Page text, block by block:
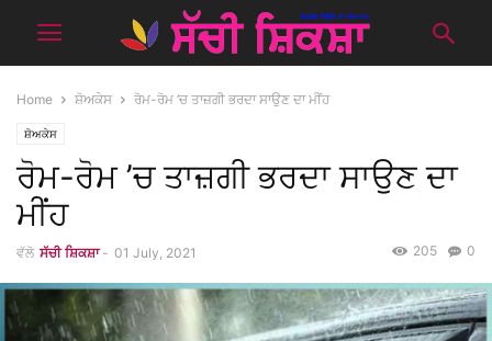
Home ਸ਼ੋਅਕੇਸ ਰੋਮ-ਰੋਮ ’ਚ ਤਾਜ਼ਗੀ ਭਰਦਾ ਸਾਉਣ ਦਾ ਮੀਂਹ
ਸ਼ੋਅਕੇਸ
ਰੋਮ-ਰੋਮ ’ਚ ਤਾਜ਼ਗੀ ਭਰਦਾ ਸਾਉਣ ਦਾ
ਮੀਂਹ
ਵੱਲੋ ਸੱਚੀ ਸ਼ਿਕਸ਼ਾ - 01 July, 2021 0
205